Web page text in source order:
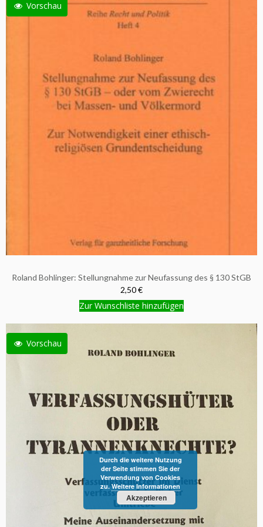
Vorschau
Roland Bohlinger: Stellungnahme zur Neufassung des § 130 StGB
2,50 €
Zur Wunschliste hinzufügen
Vorschau
Durch die weitere Nutzung
der Seite stimmen Sie der
Verwendung von Cookies
zu.Weitere Informationen
Akzeptieren